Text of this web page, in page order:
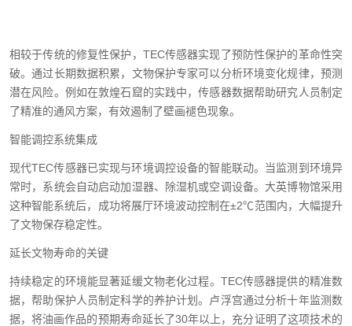
相较于传统的修复性保护，TEC传感器实现了预防性保护的革命性突
破。通过长期数据积累，文物保护专家可以分析环境变化规律，预测
潜在风险。例如在敦煌石窟的实践中，传感器数据帮助研究人员制定
了精准的通风方案，有效遏制了壁画褪色现象。
智能调控系统集成
现代TEC传感器已实现与环境调控设备的智能联动。当监测到环境异
常时，系统会自动启动加湿器、除湿机或空调设备。大英博物馆采用
这种智能系统后，成功将展厅环境波动控制在±2℃范围内，大幅提升
了文物保存稳定性。
延长文物寿命的关键
持续稳定的环境能显著延缓文物老化过程。TEC传感器提供的精准数
据，帮助保护人员制定科学的养护计划。卢浮宫通过分析十年监测数
据，将油画作品的预期寿命延长了30年以上，充分证明了这项技术的